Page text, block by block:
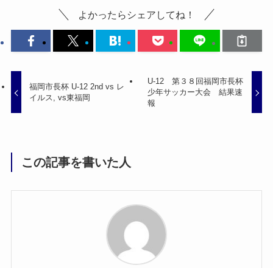
よかったらシェアしてね！
福岡市長杯 U-12 2nd vs レ
イルス, vs東福岡
U-12 第３８回福岡市長杯
少年サッカー大会 結果速
報
この記事を書いた人